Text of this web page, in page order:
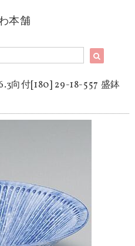
本舗
向付[180] 29-18-557 盛鉢